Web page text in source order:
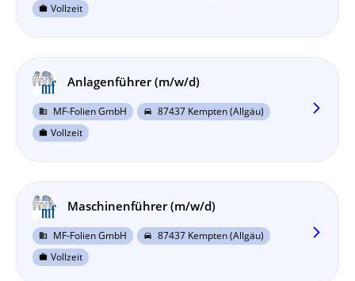
work Vollzeit
Anlagenführer (m/w/d)
business MF-Folien GmbH directions_car 87437 Kempten (Allgäu)
work Vollzeit
arrow_forward_ios
Maschinenführer (m/w/d)
business MF-Folien GmbH directions_car 87437 Kempten (Allgäu)
work Vollzeit
arrow_forward_ios